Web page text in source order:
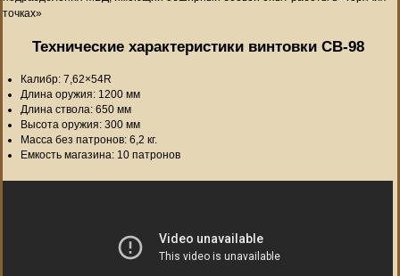
точках»
Технические характеристики винтовки СВ-98
Калибр: 7,62×54R
Длина оружия: 1200 мм
Длина ствола: 650 мм
Высота оружия: 300 мм
Масса без патронов: 6,2 кг.
Емкость магазина: 10 патронов